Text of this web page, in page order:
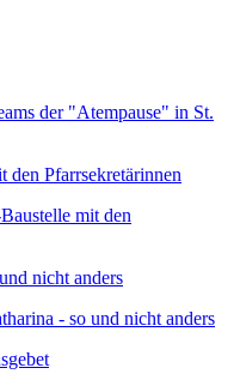
der "Atempause" in St.
mit den
- so und nicht anders